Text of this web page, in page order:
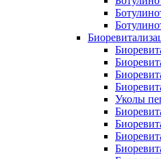
Уколы